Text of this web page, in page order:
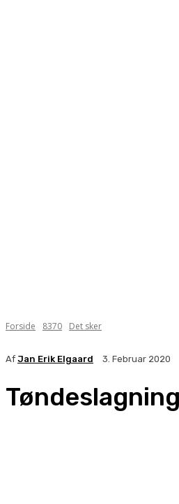
Forside 8370 Det sker
Af Jan Erik Elgaard 3. Februar 2020